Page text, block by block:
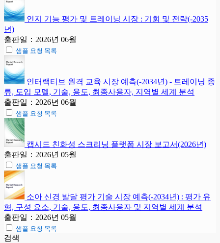
인지 기능 평가 및 트레이닝 시장 : 기회 및 전략(-2035
년)
출판일：2026년 06월
샘플 요청 목록
인터랙티브 원격 교육 시장 예측(-2034년) - 트레이닝 종
류, 도입 모델, 기술, 용도, 최종사용자, 지역별 세계 분석
출판일：2026년 06월
샘플 요청 목록
캡시드 친화성 스크리닝 플랫폼 시장 보고서(2026년)
출판일：2026년 05월
샘플 요청 목록
소아 신경 발달 평가 기술 시장 예측(-2034년) : 평가 유
형, 구성 요소, 기술, 용도, 최종사용자 및 지역별 세계 분석
출판일：2026년 05월
샘플 요청 목록
검색